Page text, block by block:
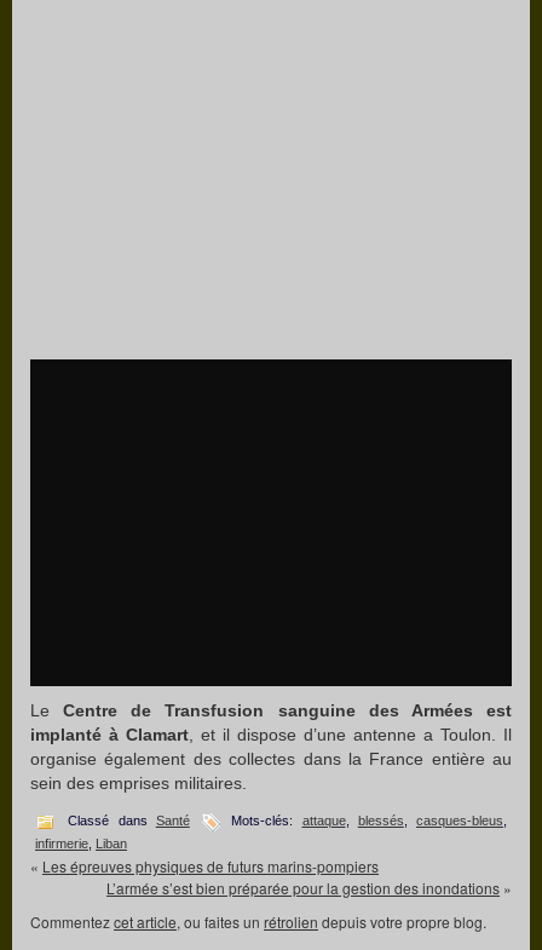
LeCentre de Transfusion sanguine des Armées est
implanté à Clamart , et il dispose d’une antenne a Toulon. Il
organise également des collectes dans la France entière au
sein des emprises militaires.
Classé dans Santé Mots-clés: attaque, blessés casques-bleus
infirmerie Liban
« Les épreuves physiques de futurs marins-pompiers
L’armée s’est bien préparée pour la gestion des inondations »
Commentezcet article, ou faites un rétrolien depuis votre propre blog.